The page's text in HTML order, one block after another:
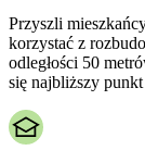
Przyszli
korzystać z
odległości 50
się najbliższy